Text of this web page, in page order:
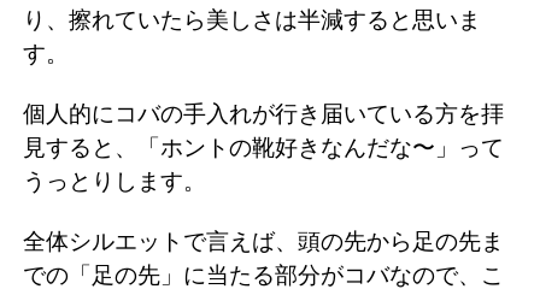
り、擦れていたら美しさは半減すると思いま
す。
個人的にコバの手入れが行き届いている方を拝
見すると、「ホントの靴好きなんだな〜」って
うっとりします。
全体シルエットで言えば、頭の先から足の先ま
での「足の先」に当たる部分がコバなので、こ